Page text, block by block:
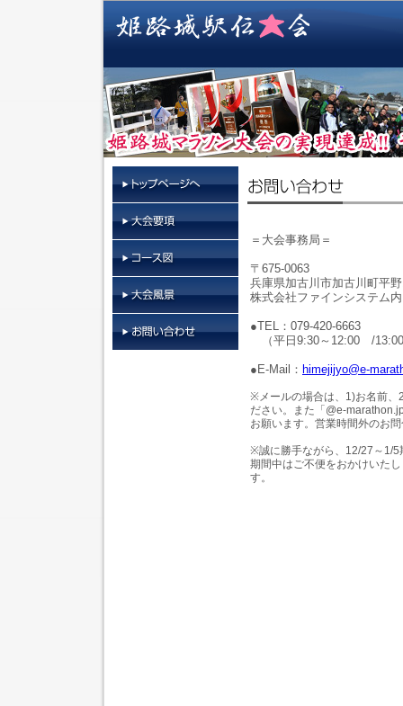
＝大会事務局＝
〒675-0063
兵庫県加古川市加古川町平
株式会社ファインシステム
●TEL：079-420-6663
（平日9:30～12:00 /
●E-Mail： himejijyo@e-
※メールの場合は、1)お名前、
ださい。また「@e-
お願います。営業時間外のお
※誠に勝手ながら、12/27～1/5
期間中はご不便をおかけいた
す。